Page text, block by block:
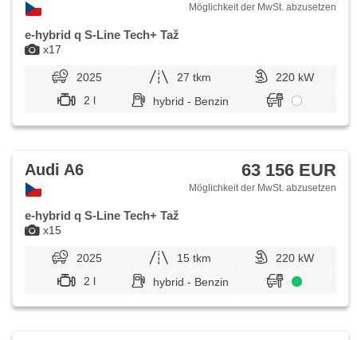
x17
Möglichkeit der MwSt. abzusetzen
e-hybrid q S-Line Tech+ Taž
2025 27 tkm
220 kW
2 l
hybrid - Benzin
x15
Audi A6 63 156 EUR
Möglichkeit der MwSt. abzusetzen
e-hybrid q S-Line Tech+ Taž
2025 15 tkm
220 kW
2 l
hybrid - Benzin